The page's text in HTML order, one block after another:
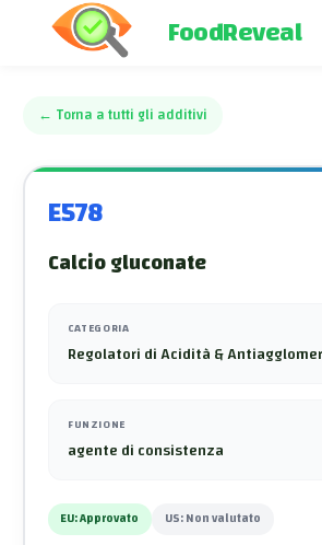
FoodReveal
← Torna a tutti gli additivi
E578
Calcio gluconate
CATEGORIA
Regolatori di Acidità &
FUNZIONE
agente di consistenza
EU:Approvato US:Non valutato